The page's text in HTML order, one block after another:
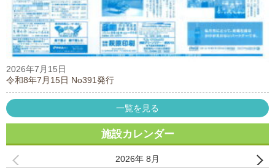
2026年7月15日
令和8年7月15日 No391発行
一覧を見る
施設カレンダー
2026年 8月